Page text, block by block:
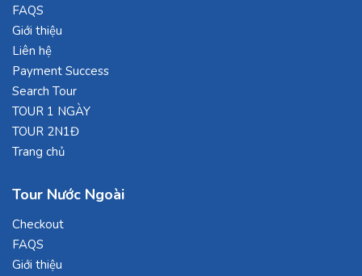
FAQS
Giới thiệu
Liên hệ
Payment Success
Search Tour
TOUR 1 NGÀY
TOUR 2N1Đ
Trang chủ
Tour Nước Ngoài
Checkout
FAQS
Giới thiệu